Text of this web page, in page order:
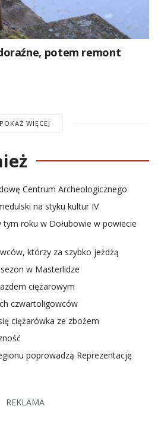
potem remont
POKAŻ WIĘCEJ
Centrum Archeologicznego
na styku kultur IV
roku w Dołubowie w powiecie
którzy za szybko jeżdżą
w Masterlidze
ciężarowym
czwartoligowców
ciężarówka ze zbożem
poprowadzą Reprezentację
REKLAMA